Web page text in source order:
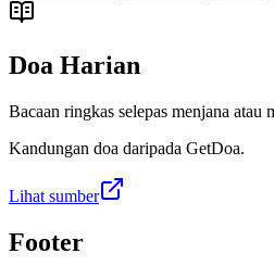
Doa Harian
Bacaan ringkas selepas menjana atau
Kandungan doa daripada GetDoa.
Lihat sumber
Footer